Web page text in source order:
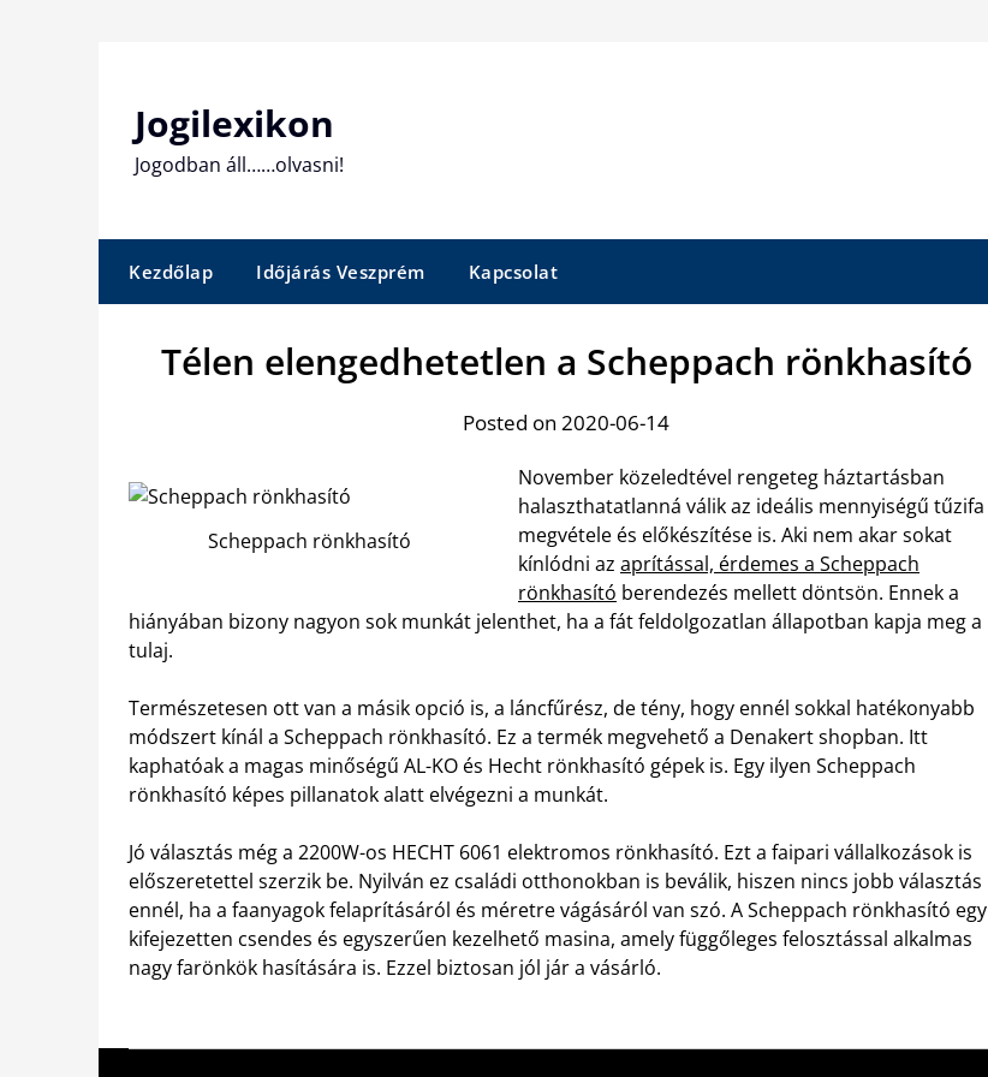
Jogilexikon
Jogodban áll……olvasni!
Kezdőlap Időjárás Veszprém Kapcsolat
Télen elengedhetetlen a Scheppach rönkhasító
Posted on 2020-06-14
Scheppach rönkhasító
November közeledtével rengeteg háztartásban
halaszthatatlanná válik az ideális mennyiségű tűzifa
megvétele és előkészítése is. Aki nem akar sokat
kínlódni az aprítással, érdemes a Scheppach
rönkhasító berendezés mellett döntsön. Ennek a
hiányában bizony nagyon sok munkát jelenthet, ha a fát feldolgozatlan állapotban kapja meg a
tulaj.
Természetesen ott van a másik opció is, a láncfűrész, de tény, hogy ennél sokkal hatékonyabb
módszert kínál a Scheppach rönkhasító. Ez a termék megvehető a Denakert shopban. Itt
kaphatóak a magas minőségű AL-KO és Hecht rönkhasító gépek is. Egy ilyen Scheppach
rönkhasító képes pillanatok alatt elvégezni a munkát.
Jó választás még a 2200W-os HECHT 6061 elektromos rönkhasító. Ezt a faipari vállalkozások is
előszeretettel szerzik be. Nyilván ez családi otthonokban is beválik, hiszen nincs jobb választás
ennél, ha a faanyagok felaprításáról és méretre vágásáról van szó. A Scheppach rönkhasító egy
kifejezetten csendes és egyszerűen kezelhető masina, amely függőleges felosztással alkalmas
nagy farönkök hasítására is. Ezzel biztosan jól jár a vásárló.